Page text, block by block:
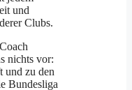
und
Clubs.
nichts vor:
und zu den
Bundesliga